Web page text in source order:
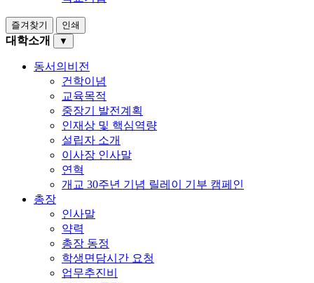
즐겨찾기 인쇄
대학소개 ▼
동서의비전
건학이념
교육목적
중장기 발전계획
인재상 및 핵심역량
설립자 소개
이사장 인사말
연혁
개교 30주년 기념 릴레이 기부 캠페인
총장
인사말
약력
총장 동정
학생면담시간 요청
업무추진비